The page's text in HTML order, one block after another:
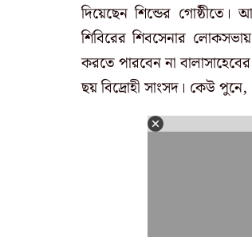
দিয়েছেন শিন্ডের গোষ্ঠীতে।
শিবিরের শিবসেনার
করতে পারবেন না
ছয় বিদ্রোহী সাংসদ। কেউ পুনে,